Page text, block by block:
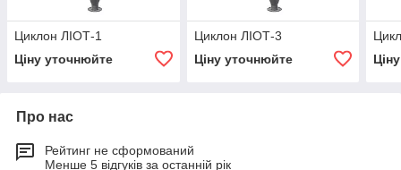
Циклон ЛІОТ-1
Ціну уточнюйте
Циклон ЛІОТ-3
Ціну уточнюйте
Про нас
Рейтинг не сформований
Менше 5 відгуків за останній рік